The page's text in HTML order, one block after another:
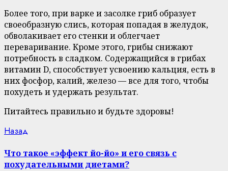
Более того, при варке и засолке гриб образует
своеобразную слись, которая попадая в желудок,
обволакивает его стенки и облегчает
переваривание. Кроме этого, грибы снижают
потребность в сладком. Содержащийся в грибах
витамин D, способствует усвоению кальция, есть в
них фосфор, калий, железо — все для того, чтобы
похудеть и удержать результат.
Питайтесь правильно и будьте здоровы!
Continue
Reading
Назад
Что такое «эффект йо-йо» и его связь с
похудательными диетами?